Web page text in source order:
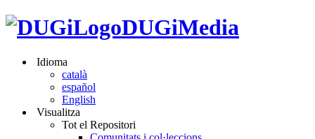
DUGiMedia
Idioma
català
español
English
Visualitza
Tot el Repositori